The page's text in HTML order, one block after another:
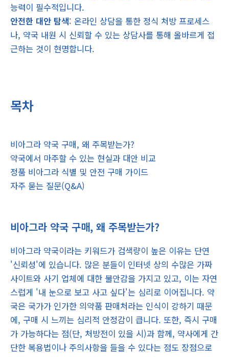
능력이 필수적입니다.
안전한 대안 탐색: 온라인 상담을 통한 정식 처방 프로세스
나, 약국 내원 시 신뢰할 수 있는 상담사를 통해 올바르게 접
근하는 것이 현명합니다.
목차
비아그라 약국 구매, 왜 주목받는가?
약국에서 마주할 수 있는 현실과 대안 비교
정품 비아그라 식별 및 안전 구매 가이드
자주 묻는 질문(Q&A)
비아그라 약국 구매, 왜 주목받는가?
비아그라 약국이라는 키워드가 검색량이 높은 이유는 단연
'신뢰성'에 있습니다. 많은 분들이 인터넷 상의 수많은 가짜
사이트와 사기 업체에 대한 불안감을 가지고 있고, 이는 자연
스럽게 '내 눈으로 보고 사고 싶다'는 심리로 이어집니다. 약
국은 국가가 인가한 의약품 판매처라는 인식이 강하기 때문
에, 구매 시 느끼는 심리적 안정감이 큽니다. 또한, 즉시 구매
가 가능하다는 점(단, 처방전이 있을 시)과 함께, 약사에게 간
단한 복용법이나 주의사항을 들을 수 있다는 점도 장점으로